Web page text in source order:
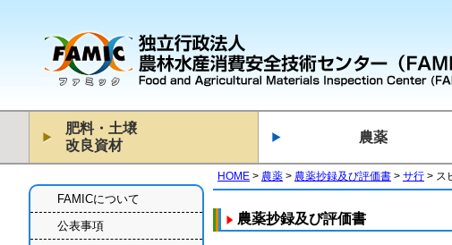
肥料・土壌
改良資材
農薬
HOME 農薬 農薬抄録及び評価書 サ行 ス
農薬抄録及び評価書
FAMICについて
公表事項